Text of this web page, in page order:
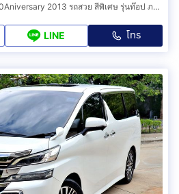
TOYOTA FORTUNER 3.0 V 50Aniversary 2013 รถสวย สีพิเศษ รุ่นท๊อป ภายในดำ
LINE โทร